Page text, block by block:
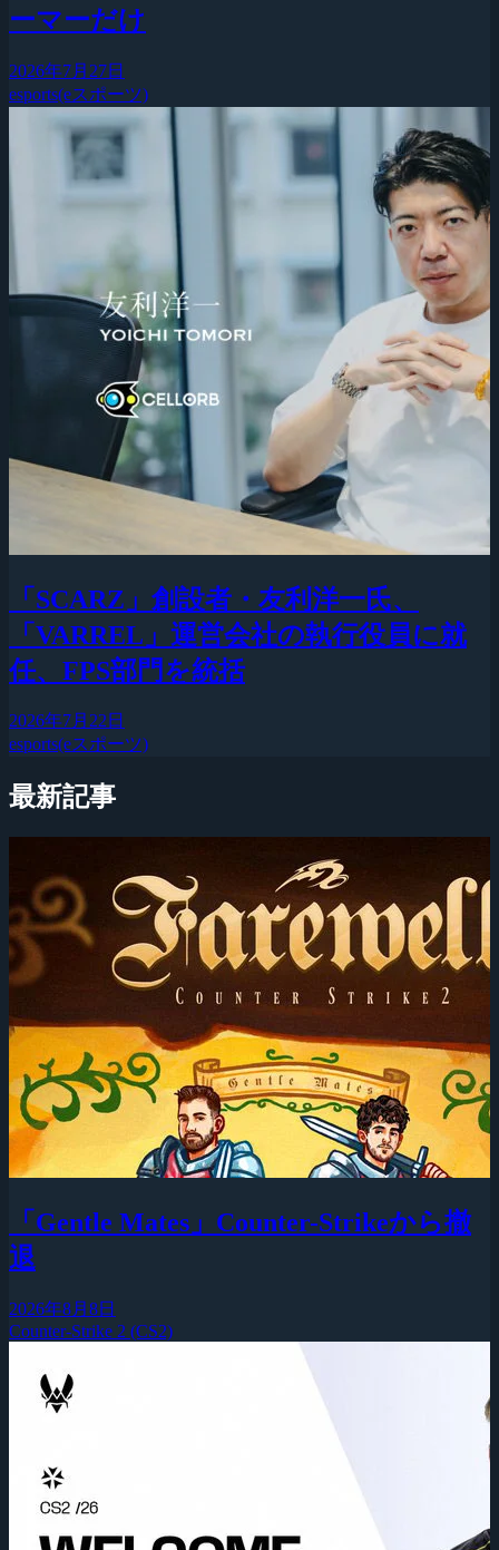
ーマーだけ
2026年7月27日
esports(eスポーツ)
「SCARZ」創設者・友利洋一氏、
「VARREL」運営会社の執行役員に就
任、FPS部門を統括
2026年7月22日
esports(eスポーツ)
最新記事
「Gentle Mates」Counter-Strikeから撤
退
2026年8月8日
Counter-Strike 2 (CS2)